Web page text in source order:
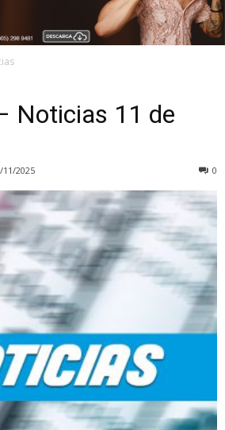
Noticias 11 de
11/2025 0